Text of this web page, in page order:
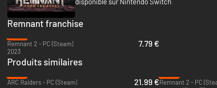
Remnant franchise
Remnant 2 - PC (Steam)
2023
7.79 €
Produits similaires
ARC Raiders - PC (Steam)
21.99 €Remnant 2 - PC